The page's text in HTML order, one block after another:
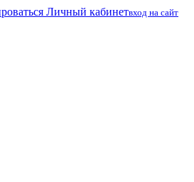
Личный кабинетвход на сайт